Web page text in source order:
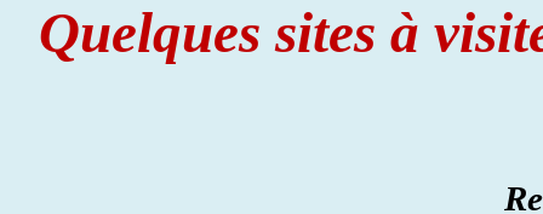
Quelques sites à